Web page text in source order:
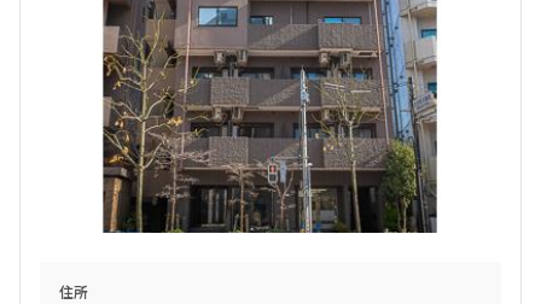
〜
管理費/共益費含む
礼金１ヶ月以下
フリーレント付き
間取り
住所